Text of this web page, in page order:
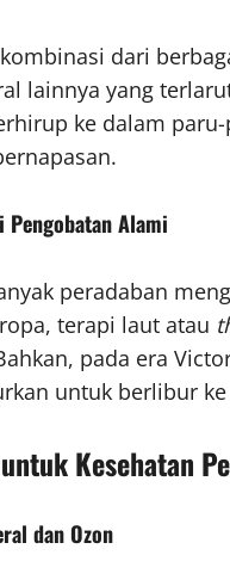
dari
lainnya yang
ke dalam
Pengobatan Alami
peradaban
terapi laut atau
pada era
untuk berlibur
Kesehatan
dan Ozon